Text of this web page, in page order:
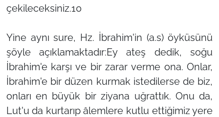
çekileceksiniz.10
Yine aynı sure, Hz. İbrahim'in (a.s) öyküsünü
şöyle açıklamaktadır:Ey ateş dedik, soğu
İbrahim'e karşı ve bir zarar verme ona. Onlar,
İbrahim'e bir düzen kurmak istedilerse de biz,
onları en büyük bir ziyana uğrattık. Onu da,
Lut'u da kurtarıp âlemlere kutlu ettiğimiz yere